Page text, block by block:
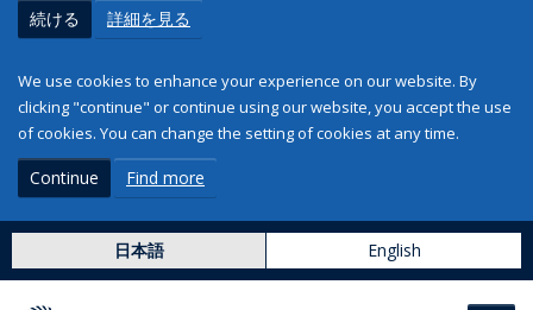
続ける 詳細を見る
We use cookies to enhance your experience on our website. By
clicking "continue" or continue using our website, you accept the use
of cookies. You can change the setting of cookies at any time.
Continue Find more
日本語 English